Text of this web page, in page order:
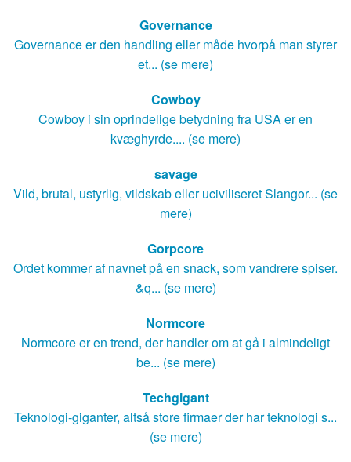
Governance
Governance er den handling eller måde hvorpå man styrer
et... (se mere)
Cowboy
Cowboy i sin oprindelige betydning fra USA er en
kvæghyrde.... (se mere)
savage
Vild, brutal, ustyrlig, vildskab eller uciviliseret Slangor... (se
mere)
Gorpcore
Ordet kommer af navnet på en snack, som vandrere spiser.
&q... (se mere)
Normcore
Normcore er en trend, der handler om at gå i almindeligt
be... (se mere)
Techgigant
Teknologi-giganter, altså store firmaer der har teknologi s...
(se mere)